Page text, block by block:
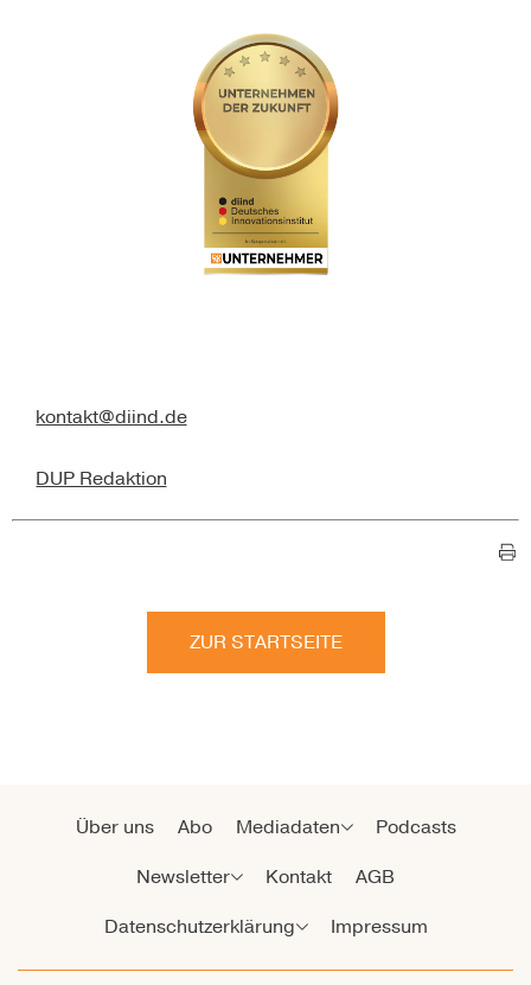
kontakt@diind.de
DUP Redaktion
ZUR STARTSEITE
Über uns Abo Mediadaten
Podcasts
Newsletter
Kontakt
AGB
Datenschutzerklärung
Impressum